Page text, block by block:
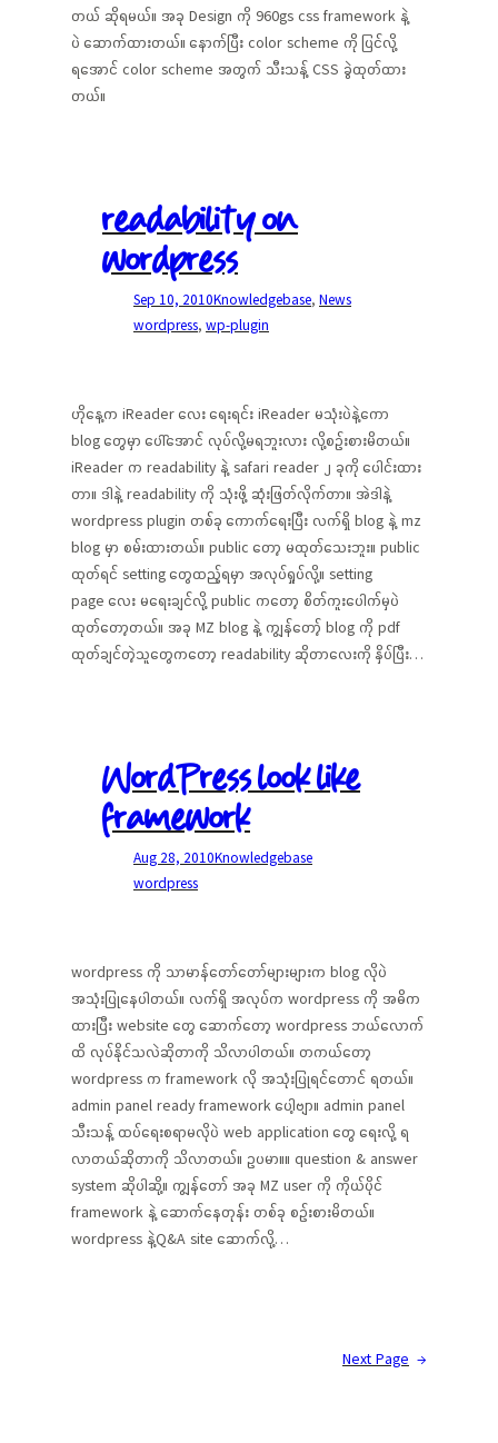
တယ် ဆိုရမယ်။ အခု Design ကို 960gs css framework နဲ့
ပဲ ဆောက်ထားတယ်။ နောက်ပြီး color scheme ကို ပြင်လို့
ရအောင် color scheme အတွက် သီးသန့် CSS ခွဲထုတ်ထား
တယ်။
readability on
wordpress
Sep 10, 2010Knowledgebase, News
wordpress, wp-plugin
ဟိုနေ့က iReader လေး ရေးရင်း iReader မသုံးပဲနဲ့ကော
blog တွေမှာ ပေါ်အောင် လုပ်လို့မရဘူးလား လို့စဉ်းစားမိတယ်။
iReader က readability နဲ့ safari reader ၂ ခုကို ပေါင်းထား
တာ။ ဒါနဲ့ readability ကို သုံးဖို့ ဆုံးဖြတ်လိုက်တာ။ အဲဒါနဲ့
wordpress plugin တစ်ခု ကောက်ရေးပြီး လက်ရှိ blog နဲ့ mz
blog မှာ စမ်းထားတယ်။ public တော့ မထုတ်သေးဘူး။ public
ထုတ်ရင် setting တွေထည့်ရမှာ အလုပ်ရှုပ်လို့။ setting
page လေး မရေးချင်လို့ public ကတော့ စိတ်ကူးပေါက်မှပဲ
ထုတ်တော့တယ်။ အခု MZ blog နဲ့ ကျွန်တော့် blog ကို pdf
ထုတ်ချင်တဲ့သူတွေကတော့ readability ဆိုတာလေးကို နှိပ်ပြီး…
WordPress look like
framework
Aug 28, 2010Knowledgebase
wordpress
wordpress ကို သာမာန်တော်တော်များများက blog လိုပဲ
အသုံးပြုနေပါတယ်။ လက်ရှိ အလုပ်က wordpress ကို အဓိက
ထားပြီး website တွေ ဆောက်တော့ wordpress ဘယ်လောက်
ထိ လုပ်နိုင်သလဲဆိုတာကို သိလာပါတယ်။ တကယ်တော့
wordpress က framework လို အသုံးပြုရင်တောင် ရတယ်။
admin panel ready framework ပေါ့ဗျာ။ admin panel
သီးသန့် ထပ်ရေးစရာမလိုပဲ web application တွေ ရေးလို့ ရ
လာတယ်ဆိုတာကို သိလာတယ်။ ဥပမာ။။ question & answer
system ဆိုပါဆို့။ ကျွန်တော် အခု MZ user ကို ကိုယ်ပိုင်
framework နဲ့ ဆောက်နေတုန်း တစ်ခု စဉ်းစားမိတယ်။
wordpress နဲ့Q&A site ဆောက်လို့…
Next Page →